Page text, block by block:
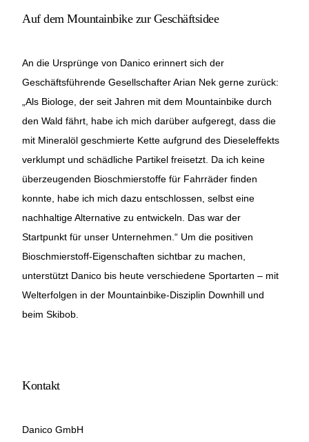
Auf dem Mountainbike zur Geschäftsidee
An die Ursprünge von Danico erinnert sich der
Geschäftsführende Gesellschafter Arian Nek gerne zurück:
„Als Biologe, der seit Jahren mit dem Mountainbike durch
den Wald fährt, habe ich mich darüber aufgeregt, dass die
mit Mineralöl geschmierte Kette aufgrund des Dieseleffekts
verklumpt und schädliche Partikel freisetzt. Da ich keine
überzeugenden Bioschmierstoffe für Fahrräder finden
konnte, habe ich mich dazu entschlossen, selbst eine
nachhaltige Alternative zu entwickeln. Das war der
Startpunkt für unser Unternehmen.“ Um die positiven
Bioschmierstoff-Eigenschaften sichtbar zu machen,
unterstützt Danico bis heute verschiedene Sportarten – mit
Welterfolgen in der Mountainbike-Disziplin Downhill und
beim Skibob.
Kontakt
Danico GmbH